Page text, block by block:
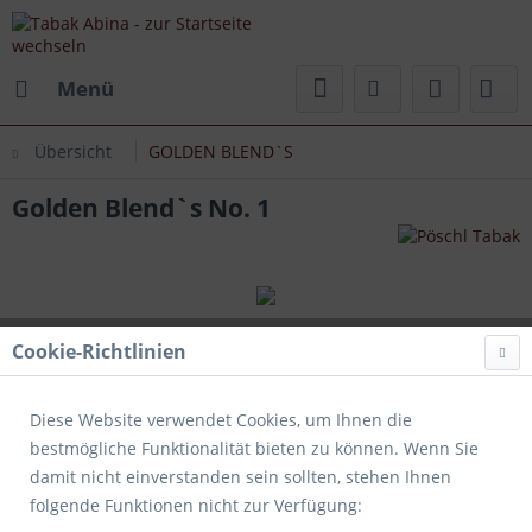
Menü
Übersicht GOLDEN BLEND`S
Golden Blend`s No. 1
Cookie-Richtlinien
Diese Website verwendet Cookies, um Ihnen die
bestmögliche Funktionalität bieten zu können. Wenn Sie
damit nicht einverstanden sein sollten, stehen Ihnen
folgende Funktionen nicht zur Verfügung: